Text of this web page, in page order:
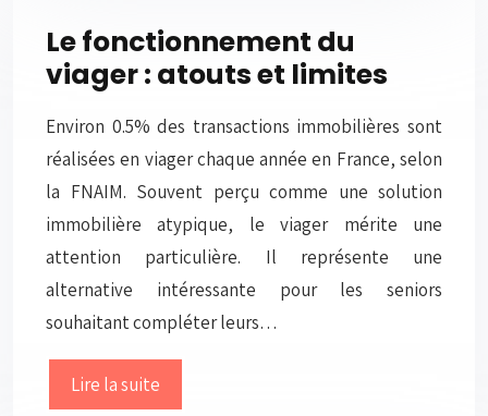
Le fonctionnement du
viager : atouts et limites
Environ 0.5% des transactions immobilières sont
réalisées en viager chaque année en France, selon
la FNAIM. Souvent perçu comme une solution
immobilière atypique, le viager mérite une
attention particulière. Il représente une
alternative intéressante pour les seniors
souhaitant compléter leurs…
Lire la suite